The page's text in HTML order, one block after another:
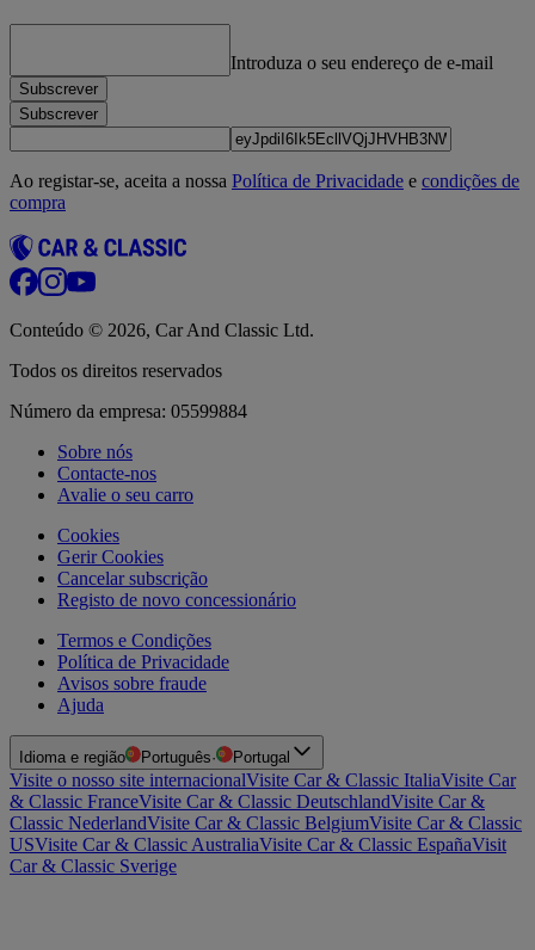
Introduza o seu endereço de e‑mail
Subscrever
Subscrever
Ao registar-se, aceita a nossa Política de Privacidade e condições de
compra
Conteúdo © 2026, Car And Classic Ltd.
Todos os direitos reservados
Número da empresa: 05599884
Sobre nós
Contacte-nos
Avalie o seu carro
Cookies
Gerir Cookies
Cancelar subscrição
Registo de novo concessionário
Termos e Condições
Política de Privacidade
Avisos sobre fraude
Ajuda
Idioma e região Português· Portugal
Visite o nosso site internacionalVisite Car & Classic ItaliaVisite Car
& Classic FranceVisite Car & Classic DeutschlandVisite Car &
Classic NederlandVisite Car & Classic BelgiumVisite Car & Classic
USVisite Car & Classic AustraliaVisite Car & Classic EspañaVisit
Car & Classic Sverige